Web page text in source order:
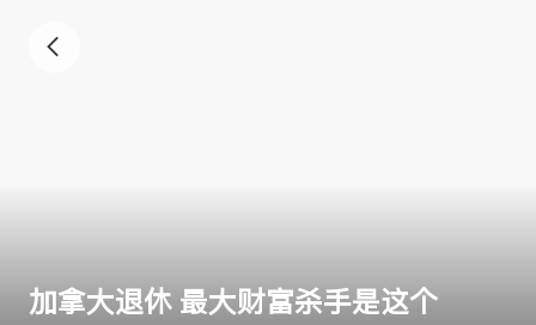
加拿大退休 最大财富杀手是这个